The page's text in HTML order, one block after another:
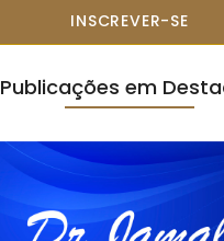
INSCREVER-SE
Publicações em